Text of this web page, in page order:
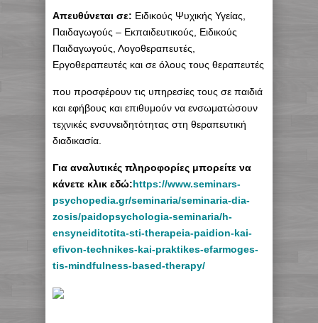
Απευθύνεται σε: Ειδικούς Ψυχικής Υγείας,
Παιδαγωγούς – Εκπαιδευτικούς, Ειδικούς
Παιδαγωγούς, Λογοθεραπευτές,
Εργοθεραπευτές και σε όλους τους θεραπευτές
που προσφέρουν τις υπηρεσίες τους σε παιδιά
και εφήβους και επιθυμούν να ενσωματώσουν
τεχνικές ενσυνειδητότητας στη θεραπευτική
διαδικασία.
Για αναλυτικές πληροφορίες μπορείτε να
κάνετε κλικ εδώ:https://www.seminars-
psychopedia.gr/seminaria/seminaria-dia-
zosis/paidopsychologia-seminaria/h-
ensyneiditotita-sti-therapeia-paidion-kai-
efivon-technikes-kai-praktikes-efarmoges-
tis-mindfulness-based-therapy/